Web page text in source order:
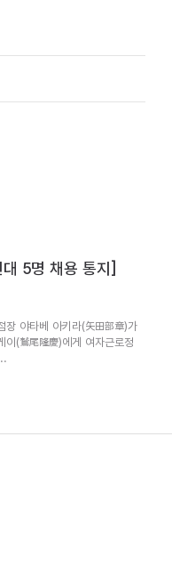
5명 채용 통지]
장 야타베 아키라(矢田部章)가
이(鷲尾隆慶)에게 여자근로정